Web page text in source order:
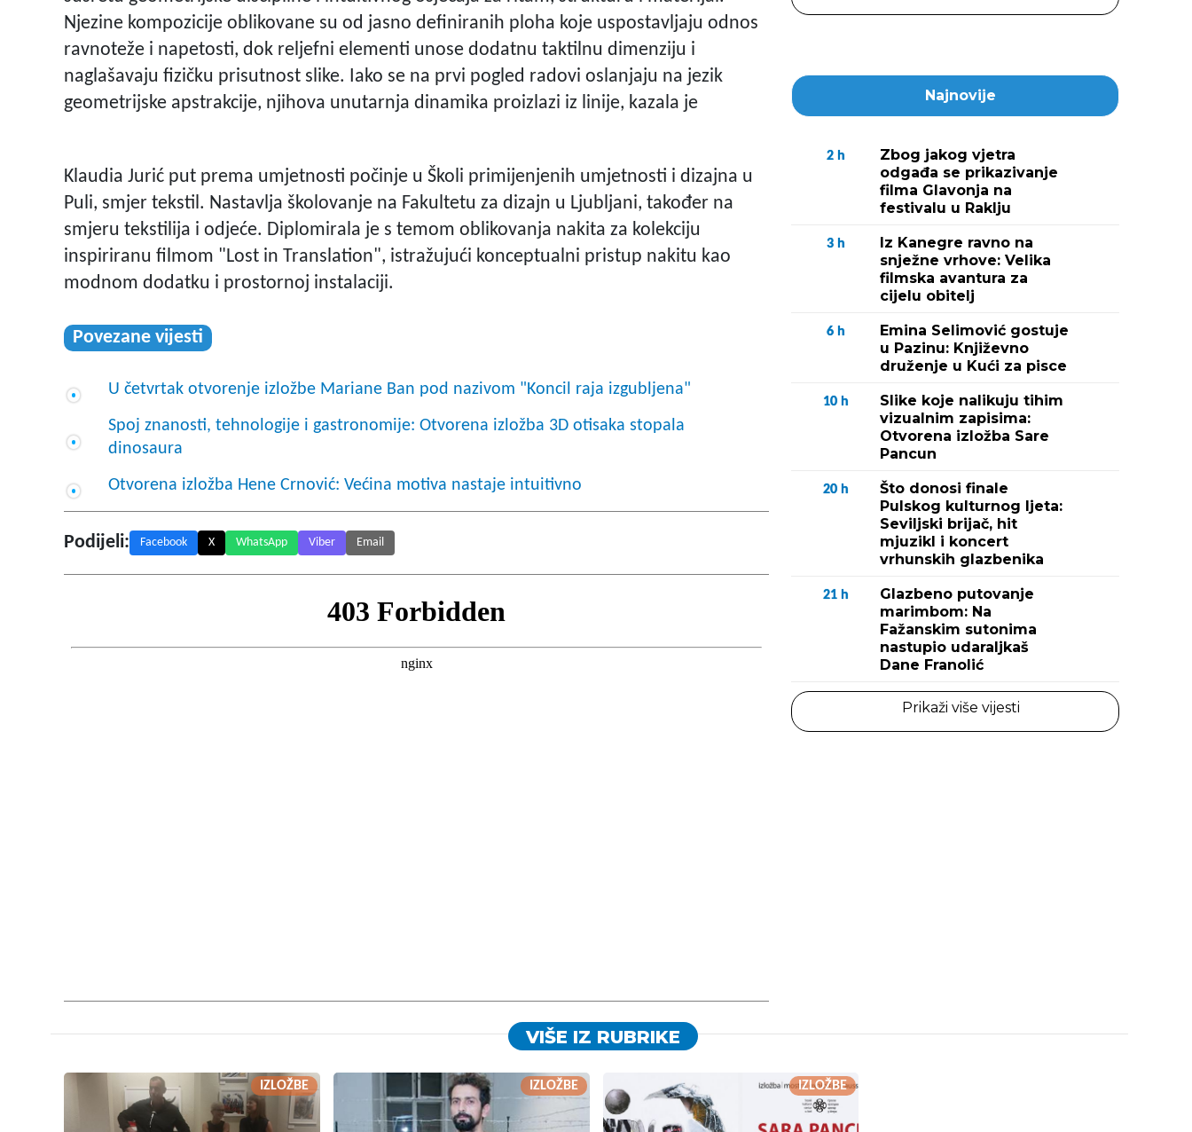
Njezine kompozicije oblikovane su od jasno definiranih ploha koje uspostavljaju odnos
ravnoteže i napetosti, dok reljefni elementi unose dodatnu taktilnu dimenziju i
naglašavaju fizičku prisutnost slike. Iako se na prvi pogled radovi oslanjaju na jezik
geometrijske apstrakcije, njihova unutarnja dinamika proizlazi iz linije, kazala je
Klaudia Jurić put prema umjetnosti počinje u Školi primijenjenih umjetnosti i dizajna u
Puli, smjer tekstil. Nastavlja školovanje na Fakultetu za dizajn u Ljubljani, također na
smjeru tekstilija i odjeće. Diplomirala je s temom oblikovanja nakita za kolekciju
inspiriranu filmom "Lost in Translation", istražujući konceptualni pristup nakitu kao
modnom dodatku i prostornoj instalaciji.
Povezane vijesti
U četvrtak otvorenje izložbe Mariane Ban pod nazivom "Koncil raja izgubljena"
Spoj znanosti, tehnologije i gastronomije: Otvorena izložba 3D otisaka stopala
dinosaura
Otvorena izložba Hene Crnović: Većina motiva nastaje intuitivno
Podijeli: Facebook X WhatsApp Viber Email
Najnovije
2 h
Zbog jakog vjetra
odgađa se prikazivanje
filma Glavonja na
festivalu u Raklju
3 h
Iz Kanegre ravno na
snježne vrhove: Velika
filmska avantura za
cijelu obitelj
6 h
Emina Selimović gostuje
u Pazinu: Književno
druženje u Kući za pisce
10 h
Slike koje nalikuju tihim
vizualnim zapisima:
Otvorena izložba Sare
Pancun
20 h
Što donosi finale
Pulskog kulturnog ljeta:
Seviljski brijač, hit
mjuzikl i koncert
vrhunskih glazbenika
21 h
Glazbeno putovanje
marimbom: Na
Fažanskim sutonima
nastupio udaraljkaš
Dane Franolić
Prikaži više vijesti
VIŠE IZ RUBRIKE
IZLOŽBE IZLOŽBE IZLOŽBE